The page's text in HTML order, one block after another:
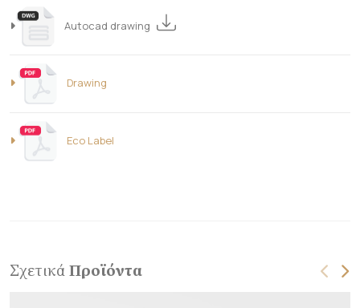
Autocad drawing
Drawing
Eco Label
ΣχετικάΠροϊόντα